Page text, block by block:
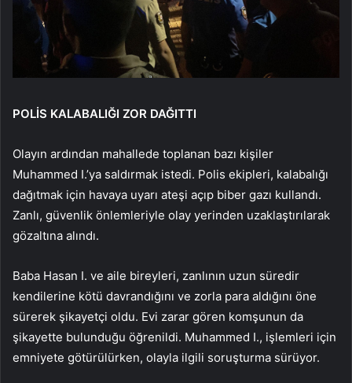
POLİS KALABALIĞI ZOR DAĞITTI
Olayın ardından mahallede toplanan bazı kişiler
Muhammed I.’ya saldırmak istedi. Polis ekipleri, kalabalığı
dağıtmak için havaya uyarı ateşi açıp biber gazı kullandı.
Zanlı, güvenlik önlemleriyle olay yerinden uzaklaştırılarak
gözaltına alındı.
Baba Hasan I. ve aile bireyleri, zanlının uzun süredir
kendilerine kötü davrandığını ve zorla para aldığını öne
sürerek şikayetçi oldu. Evi zarar gören komşunun da
şikayette bulunduğu öğrenildi. Muhammed I., işlemleri için
emniyete götürülürken, olayla ilgili soruşturma sürüyor.